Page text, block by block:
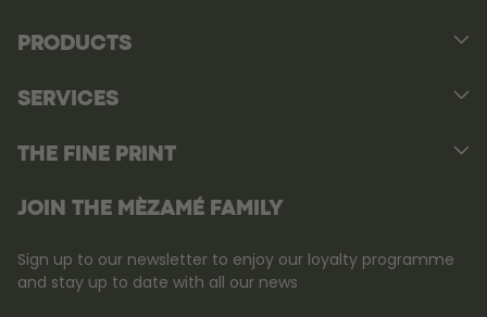
PRODUCTS
SERVICES
THE FINE PRINT
JOIN THE MÈZAMÉ FAMILY
Sign up to our newsletter to enjoy our loyalty programme
and stay up to date with all our news